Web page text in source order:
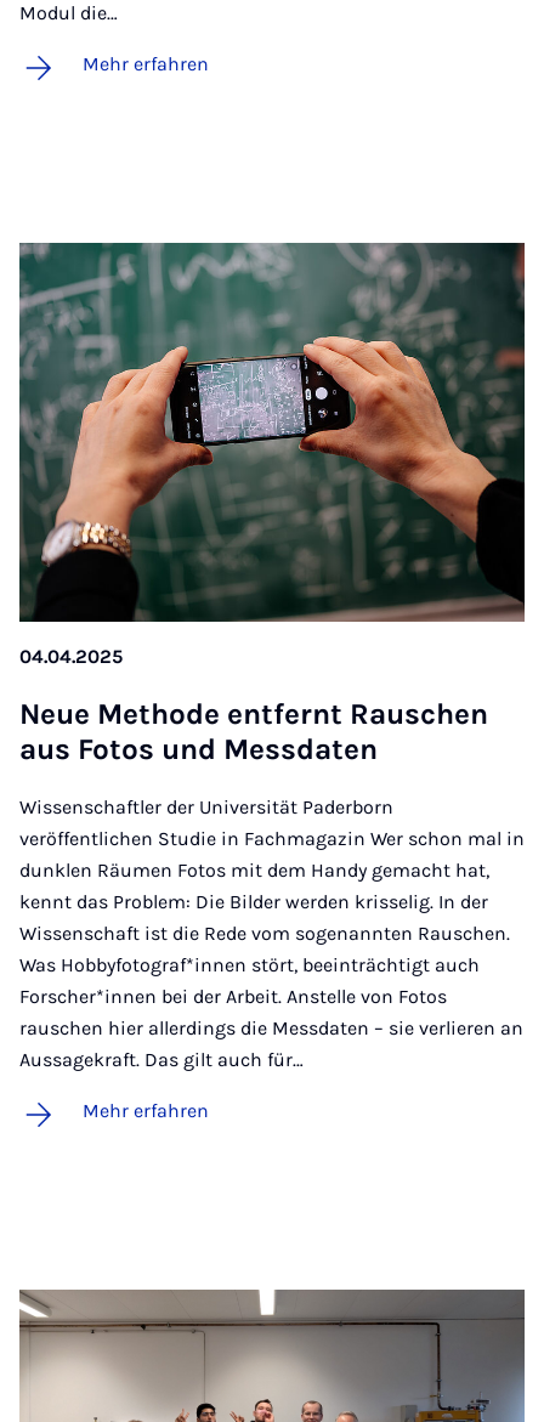
Modul die…
Mehr erfahren
04.04.2025
Neue Me­tho­de ent­fernt Rau­schen
aus Fo­tos und Mess­da­ten
Wissenschaftler der Universität Paderborn
veröffentlichen Studie in Fachmagazin Wer schon mal in
dunklen Räumen Fotos mit dem Handy gemacht hat,
kennt das Problem: Die Bilder werden krisselig. In der
Wissenschaft ist die Rede vom sogenannten Rauschen.
Was Hobbyfotograf*innen stört, beeinträchtigt auch
Forscher*innen bei der Arbeit. Anstelle von Fotos
rauschen hier allerdings die Messdaten – sie verlieren an
Aussagekraft. Das gilt auch für…
Mehr erfahren